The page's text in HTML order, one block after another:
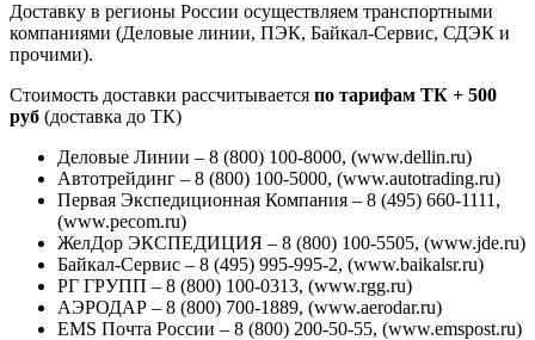
Доставку в регионы России осуществляем транспортными
компаниями (Деловые линии, ПЭК, Байкал-Сервис, СДЭК и
прочими).
Стоимость доставки рассчитывается по тарифам ТК + 500
руб (доставка до ТК)
Деловые Линии – 8 (800) 100-8000, (www.dellin.ru)
Автотрейдинг – 8 (800) 100-5000, (www.autotrading.ru)
Первая Экспедиционная Компания – 8 (495) 660-1111,
(www.pecom.ru)
ЖелДор ЭКСПЕДИЦИЯ – 8 (800) 100-5505, (www.jde.ru)
Байкал-Сервис – 8 (495) 995-995-2, (www.baikalsr.ru)
РГ ГРУПП – 8 (800) 100-0313, (www.rgg.ru)
АЭРОДАР – 8 (800) 700-1889, (www.aerodar.ru)
EMS Почта России – 8 (800) 200-50-55, (www.emspost.ru)